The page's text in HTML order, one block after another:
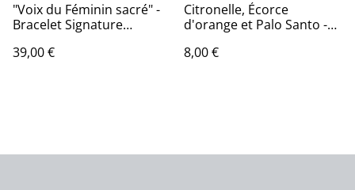
"Voix du Féminin sacré" -
Bracelet Signature
39,00 €
Citronelle, Écorce
d'orange et Palo Santo -
8,00 €